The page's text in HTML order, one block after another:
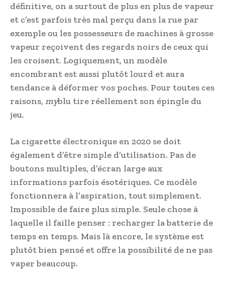
définitive, on a surtout de plus en plus de vapeur
et c’est parfois très mal perçu dans la rue par
exemple ou les possesseurs de machines à grosse
vapeur reçoivent des regards noirs de ceux qui
les croisent. Logiquement, un modèle
encombrant est aussi plutôt lourd et aura
tendance à déformer vos poches. Pour toutes ces
raisons, myblu tire réellement son épingle du
jeu.
La cigarette électronique en 2020 se doit
également d’être simple d’utilisation. Pas de
boutons multiples, d’écran large aux
informations parfois ésotériques. Ce modèle
fonctionnera à l’aspiration, tout simplement.
Impossible de faire plus simple. Seule chose à
laquelle il faille penser : recharger la batterie de
temps en temps. Mais là encore, le système est
plutôt bien pensé et offre la possibilité de ne pas
vaper beaucoup.